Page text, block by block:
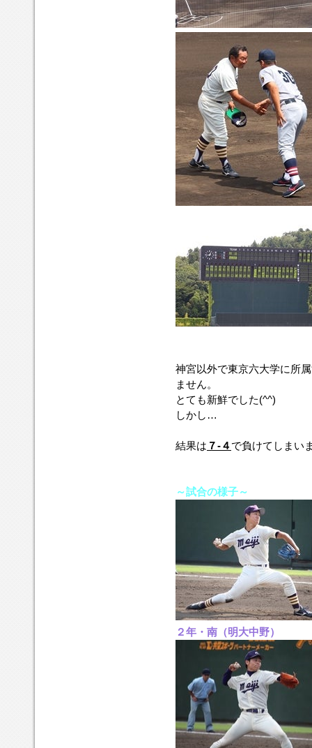
神宮以外で東京六大学に所
ません。
とても新鮮でした(^^)
しかし…
結果は ７-４ で負けてしまい
～試合の様子～
２年・南（明大中野）